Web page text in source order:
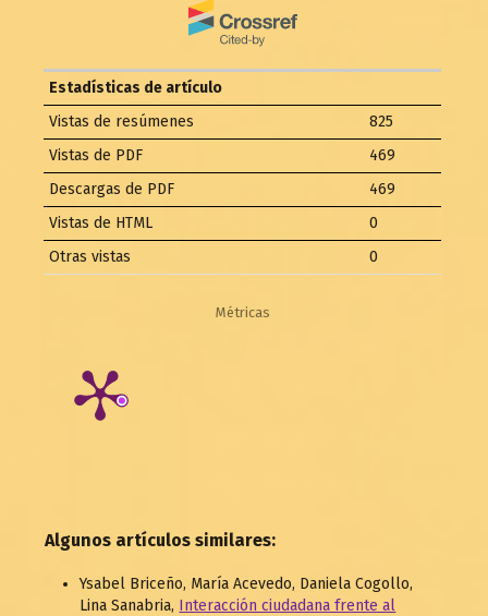
Estadísticas de artículo
Vistas de resúmenes
825
Vistas de PDF
469
Descargas de PDF
469
Vistas de HTML
0
Otras vistas
0
Métricas
Algunos artículos similares:
Ysabel Briceño, María Acevedo, Daniela Cogollo,
Lina Sanabria, Interacción ciudadana frente al